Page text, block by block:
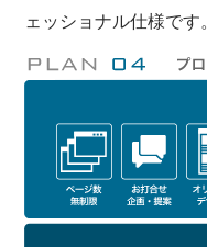
ェッショナル仕様です。